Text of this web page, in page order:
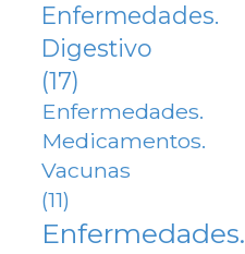
Enfermedades.
Digestivo
(17)
Enfermedades.
Medicamentos.
Vacunas
(11)
Enfermedades.